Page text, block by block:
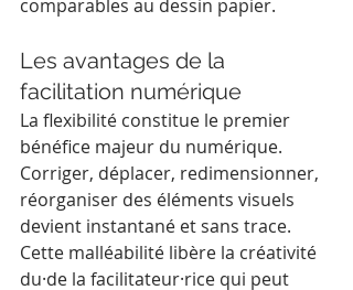
comparables au dessin papier.
Les avantages de la
facilitation numérique
La flexibilité constitue le premier
bénéfice majeur du numérique.
Corriger, déplacer, redimensionner,
réorganiser des éléments visuels
devient instantané et sans trace.
Cette malléabilité libère la créativité
du·de la facilitateur·rice qui peut